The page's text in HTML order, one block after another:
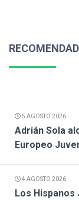
5 AGOSTO 2026
Adrián Sola
Europeo
4 AGOSTO 2026
Los